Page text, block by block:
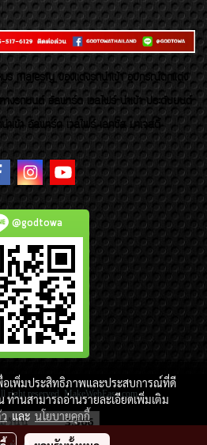
Majesty ของเเต่งรถนำเข้า อุปกรณ์ตกแต่ง
งรถยนต์ อัลพาร์ด เวลไฟร์ นำเข้า ประดับยนต์
ำเข้า อัลพาร์ด เวลไฟร์ เลกซัส มาเจสตี้
@godtowa
right reserved. MakeWebEasy.com
วันนี้ 3,566
อเพิ่มประสิทธิภาพและประสบการณ์ที่ดี
ท่านสามารถอ่านรายละเอียดเพิ่มเติม
และนโยบายคุกกี้